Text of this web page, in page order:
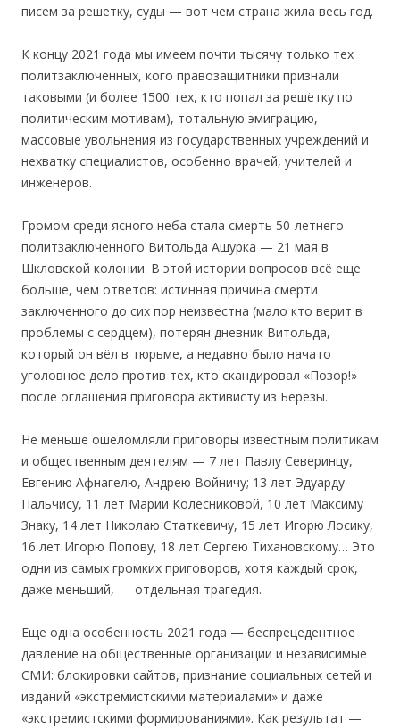
писем за решетку, суды — вот чем страна жила весь год.
К концу 2021 года мы имеем почти тысячу только тех
политзаключенных, кого правозащитники признали
таковыми (и более 1500 тех, кто попал за решётку по
политическим мотивам), тотальную эмиграцию,
массовые увольнения из государственных учреждений и
нехватку специалистов, особенно врачей, учителей и
инженеров.
Громом среди ясного неба стала смерть 50-летнего
политзаключенного Витольда Ашурка — 21 мая в
Шкловской колонии. В этой истории вопросов всё еще
больше, чем ответов: истинная причина смерти
заключенного до сих пор неизвестна (мало кто верит в
проблемы с сердцем), потерян дневник Витольда,
который он вёл в тюрьме, а недавно было начато
уголовное дело против тех, кто скандировал «Позор!»
после оглашения приговора активисту из Берёзы.
Не меньше ошеломляли приговоры известным политикам
и общественным деятелям — 7 лет Павлу Северинцу,
Евгению Афнагелю, Андрею Войничу; 13 лет Эдуарду
Пальчису, 11 лет Марии Колесниковой, 10 лет Максиму
Знаку, 14 лет Николаю Статкевичу, 15 лет Игорю Лосику,
16 лет Игорю Попову, 18 лет Сергею Тихановскому… Это
одни из самых громких приговоров, хотя каждый срок,
даже меньший, — отдельная трагедия.
Еще одна особенность 2021 года — беспрецедентное
давление на общественные организации и независимые
СМИ: блокировки сайтов, признание социальных сетей и
изданий «экстремистскими материалами» и даже
«экстремистскими формированиями». Как результат —